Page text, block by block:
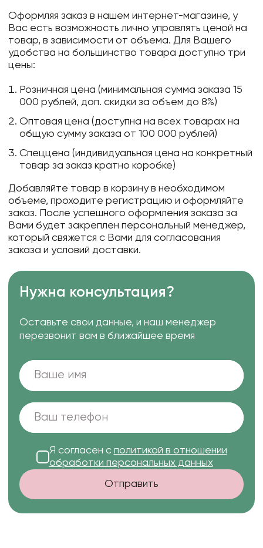
Оформляя заказ в нашем интернет-магазине, у
Вас есть возможность лично управлять ценой на
товар, в зависимости от объема. Для Вашего
удобства на большинство товара доступно три
цены:
Розничная цена (минимальная сумма заказа 15
000 рублей, доп. скидки за объем до 8%)
Оптовая цена (доступна на всех товарах на
общую сумму заказа от 100 000 рублей)
Спеццена (индивидуальная цена на конкретный
товар за заказ кратно коробке)
Добавляйте товар в корзину в необходимом
объеме, проходите регистрацию и оформляйте
заказ. После успешного оформления заказа за
Вами будет закреплен персональный менеджер,
который свяжется с Вами для согласования
заказа и условий доставки.
Нужна консультация?
Оставьте свои данные, и наш менеджер
перезвонит вам в ближайшее время
Я согласен с политикой в отношении
обработки персональных данных
Отправить